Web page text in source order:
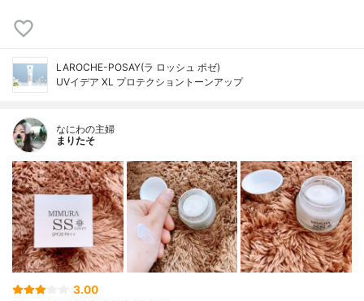
LAROCHE-POSAY(ラ ロッシュ ポゼ)
UVイデア XL プロテクショントーンアップ
なにわの主婦
まりたそ
3.00